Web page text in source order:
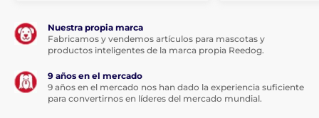
Nuestra propia marca
Fabricamos y vendemos artículos para mascotas y
productos inteligentes de la marca propia Reedog.
9 años en el mercado
9 años en el mercado nos han dado la experiencia suficiente
para convertirnos en líderes del mercado mundial.